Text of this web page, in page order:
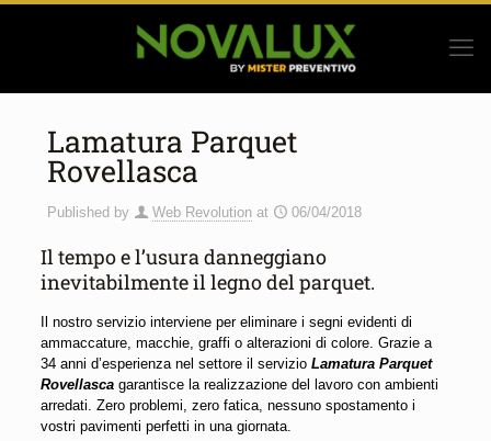
Lamatura Parquet
Rovellasca
Published by Web Revolution at 06/04/2018
Il tempo e l’usura danneggiano
inevitabilmente il legno del parquet.
Il nostro servizio interviene per eliminare i segni evidenti di
ammaccature, macchie, graffi o alterazioni di colore. Grazie a
34 anni d’esperienza nel settore il servizio Lamatura Parquet
Rovellasca garantisce la realizzazione del lavoro con ambienti
arredati. Zero problemi, zero fatica, nessuno spostamento i
vostri pavimenti perfetti in una giornata.